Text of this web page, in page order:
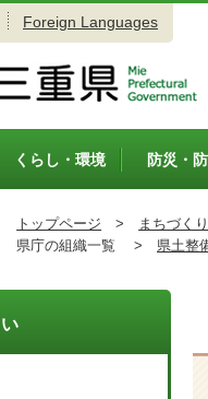
Foreign Languages
くらし・環境 防災・
トップページ > まちづくり
県庁の組織一覧 > 県土整